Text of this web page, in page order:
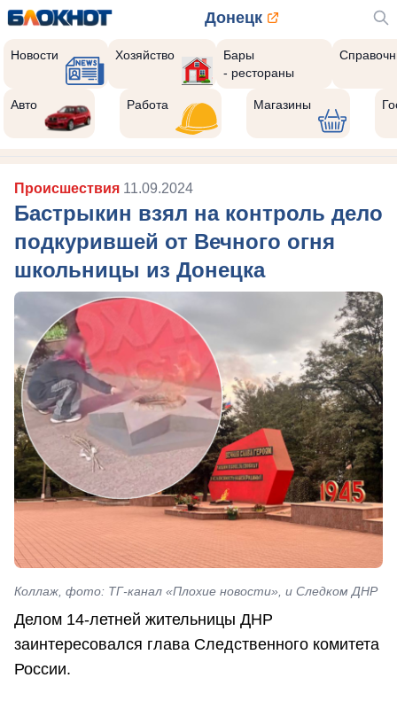
Донецк
Новости Хозяйство
Бары
- рестораны
Авто Работа Магазины
Происшествия 11.09.2024
Бастрыкин взял на контроль дело
подкурившей от Вечного огня
школьницы из Донецка
Коллаж, фото: ТГ-канал «Плохие новости», и Следком ДНР
Делом 14-летней жительницы ДНР
заинтересовался глава Следственного комитета
России.